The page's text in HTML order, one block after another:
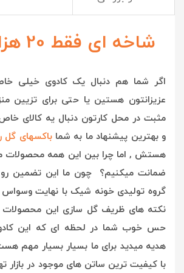
شاخه ای فقط 20 هزار تومان
اگر شما هم دنبال یک کادوی خیلی
عزیزانتون هستین یا حتی برای تزیین
مثبت در محل کارتون دنبال یه کالای
و بهترین پیشنهاد ما به شماباکسهای گل
هستش , اما چرا بین این همه محصولات
ضمانت میکنیم؟ چون ما این تضمین
گروه تولیدی خونه شیک با نهایت
نکته های ظریف گل سازی این محصولات
حس خوب شما در لحظه ای که این کادو
هدیه میدید برای ما بسیار بسیار مهم
با کیفیت ترین ساتن های موجود در بازار